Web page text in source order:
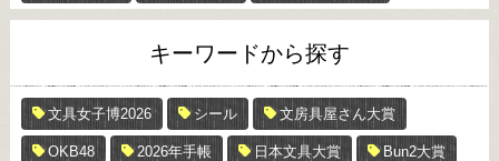
キーワードから探す
文具女子博2026 シール 文房具屋さん大賞
OKB48 2026年手帳 日本文具大賞 Bun2大賞